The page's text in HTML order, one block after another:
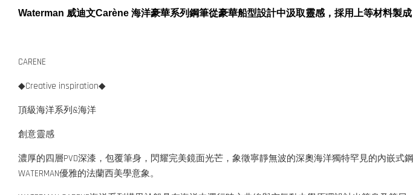
Waterman 威迪文Carène 海洋豪華系列鋼筆從豪華船型設計中汲取靈感，採用上等材料製成
CARENE
◆Creative inspiration◆
頂級海洋系列&海洋
創意靈感
濃厚的四層PVD深漆，包覆筆身，閃耀完美鏡面光芒，象徵寧靜無波的深奧海洋獨特罕見的內嵌
WATERMAN優雅的法蘭西美學意象。